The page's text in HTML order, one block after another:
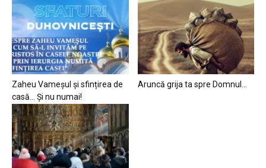
Zaheu Vameșul și sfințirea de
casă… Și nu numai!
Aruncă grija ta spre Domnul…